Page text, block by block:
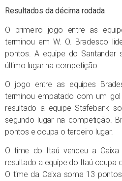
Resultados da décima rodada
O primeiro jogo entre as
terminou em W. O. Bradesco
pontos. A equipe do
último lugar na competição.
O jogo entre as equipes
terminou empatado com um
resultado a equipe Stafebank
segundo lugar na competição.
pontos e ocupa o terceiro lugar.
O time do Itaú venceu a
resultado a equipe do Itaú ocupa
O time da Caixa soma 13